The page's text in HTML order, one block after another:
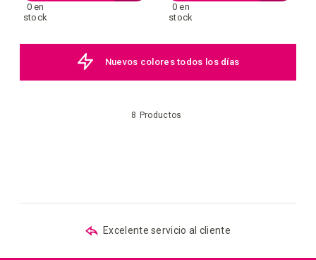
0 en
stock
lista
de
0 en
stock
lista
Nuevos colores todos los días
8 Productos
Excelente servicio al cliente